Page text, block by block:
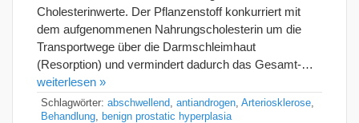
Cholesterinwerte. Der Pflanzenstoff konkurriert mit
dem aufgenommenen Nahrungscholesterin um die
Transportwege über die Darmschleimhaut
(Resorption) und vermindert dadurch das Gesamt-…
weiterlesen »
Schlagwörter: abschwellend antiandrogen Arteriosklerose
Behandlung
benign prostatic hyperplasia